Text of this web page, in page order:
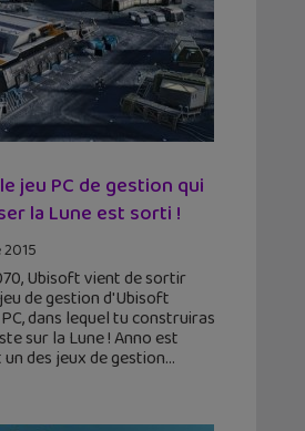
jeu PC de gestion qui
la Lune est sorti !
Ubisoft vient de sortir
de gestion d'Ubisoft
dans lequel tu construiras
sur la Lune ! Anno est
des jeux de gestion